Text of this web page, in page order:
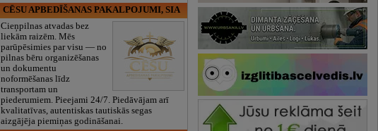
CĒSU APBEDĪŠANAS PAKALPOJUMI, SIA
Cieņpilnas atvadas bez
liekām raizēm. Mēs
parūpēsimies par visu — no
pilnas bēru organizēšanas
un dokumentu
noformēšanas līdz
transportam un
piederumiem. Pieejami 24/7. Piedāvājam arī
kvalitatīvas, autentiskas tautiskās segas
aizgājēja piemiņas godināšanai.